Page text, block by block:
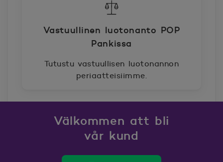
Vastuullinen luotonanto POP
Pankissa
Tutustu vastuullisen luotonannon
periaatteisiimme.
Välkommen att bli
vår kund